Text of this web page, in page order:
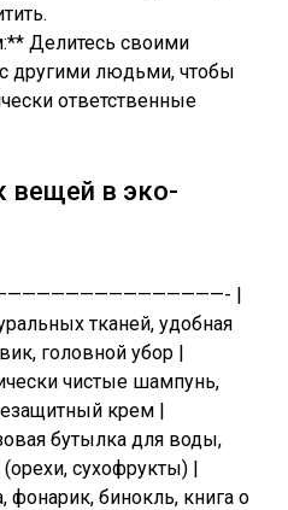
Делитесь своими
другими людьми, чтобы
ответственные
вещей в эко-
|
тканей, удобная
головной убор |
чистые шампунь,
крем |
бутылка для воды,
сухофрукты) |
фонарик, бинокль, книга о